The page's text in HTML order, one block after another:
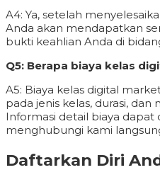
A4: Ya, setelah
Anda akan mendapatkan
bukti keahlian Anda di
Q5: Berapa biaya kelas
A5: Biaya kelas digital
pada jenis kelas, durasi, dan
Informasi detail biaya dapat
menghubungi kami
Daftarkan Diri